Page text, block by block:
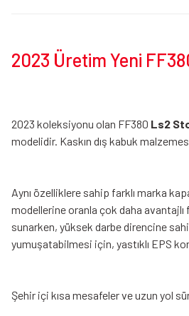
2023 Üretim Yeni
2023 koleksiyonu olan FF380 Ls2
modelidir. Kaskın dış kabuk
Aynı özelliklere sahip farklı marka
modellerine oranla çok daha
sunarken, yüksek darbe direncine
yumuşatabilmesi için, yastıklı EPS
Şehir içi kısa mesafeler ve uzun yol